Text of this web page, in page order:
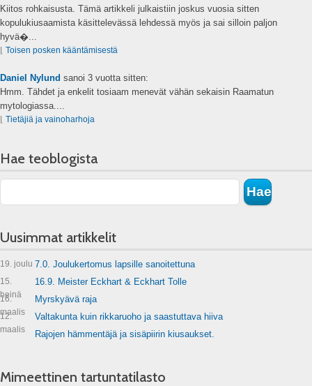
Kiitos rohkaisusta. Tämä artikkeli julkaistiin joskus vuosia sitten
kopulukiusaamista käsittelevässä lehdessä myös ja sai silloin paljon
hyvä�...
Toisen posken kääntämisestä
Daniel Nylund sanoi 3 vuotta sitten:
Hmm. Tähdet ja enkelit tosiaam menevät vähän sekaisin Raamatun
mytologiassa....
Tietäjiä ja vainoharhoja
Hae teoblogista
Uusimmat artikkelit
19. joulu 7.0. Joulukertomus lapsille sanoitettuna
15.
heinä
16.9. Meister Eckhart & Eckhart Tolle
16.
maalis
Myrskyävä raja
12.
maalis
Valtakunta kuin rikkaruoho ja saastuttava hiiva
Rajojen hämmentäjä ja sisäpiirin kiusaukset.
Mimeettinen tartuntatilasto